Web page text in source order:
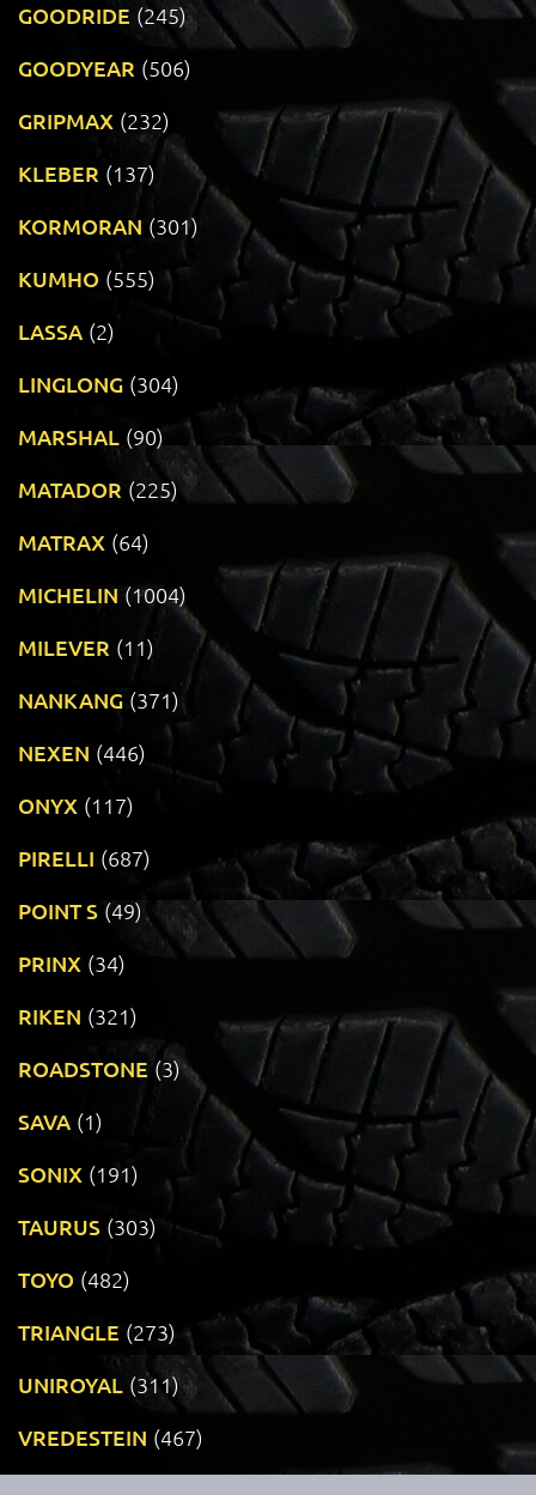
GOODRIDE (245)
GOODYEAR (506)
GRIPMAX (232)
KLEBER (137)
KORMORAN (301)
KUMHO (555)
LASSA (2)
LINGLONG (304)
MARSHAL (90)
MATADOR (225)
MATRAX (64)
MICHELIN (1004)
MILEVER (11)
NANKANG (371)
NEXEN (446)
ONYX (117)
PIRELLI (687)
POINT S (49)
PRINX (34)
RIKEN (321)
ROADSTONE (3)
SAVA (1)
SONIX (191)
TAURUS (303)
TOYO (482)
TRIANGLE (273)
UNIROYAL (311)
VREDESTEIN (467)